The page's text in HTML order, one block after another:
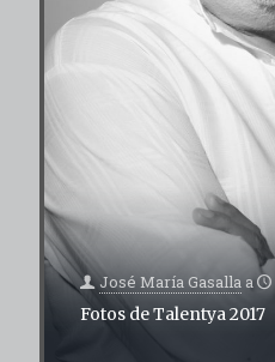
José María Gasalla a
Fotos de Talentya 2017